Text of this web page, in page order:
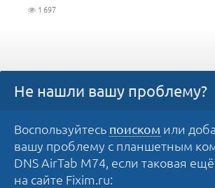
1 697
Не нашли вашу проблему?
Воспользуйтесь поиском или
вашу проблему с планшетным
DNS AirTab M74, если таковая ещё
на сайте Fixim.ru: